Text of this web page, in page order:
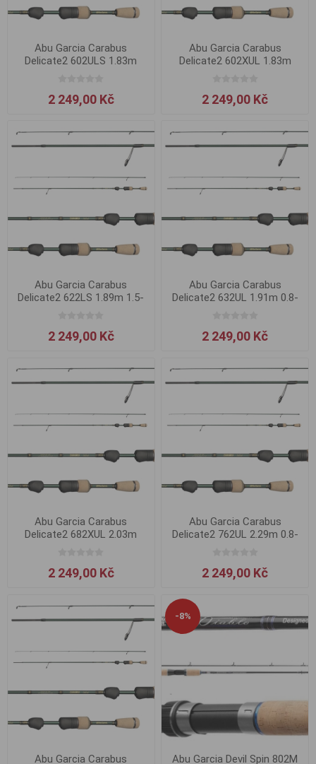
Abu Garcia Carabus
Delicate2 602ULS 1.83m
2 249,00 Kč
Abu Garcia Carabus
Delicate2 602XUL 1.83m
2 249,00 Kč
Abu Garcia Carabus
Delicate2 622LS 1.89m 1.5-
2 249,00 Kč
Abu Garcia Carabus
Delicate2 632UL 1.91m 0.8-
2 249,00 Kč
Abu Garcia Carabus
Delicate2 682XUL 2.03m
2 249,00 Kč
Abu Garcia Carabus
Delicate2 762UL 2.29m 0.8-
2 249,00 Kč
Abu Garcia Carabus
-8%
Abu Garcia Devil Spin 802M